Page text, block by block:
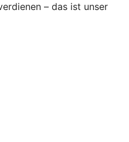
– das ist unser